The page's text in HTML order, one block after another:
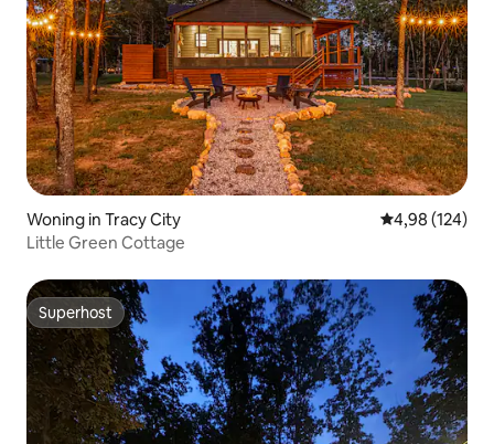
Woning in Tracy City Gemiddelde
4,98 (124)
Little Green Cottage
Superhost
Superhost